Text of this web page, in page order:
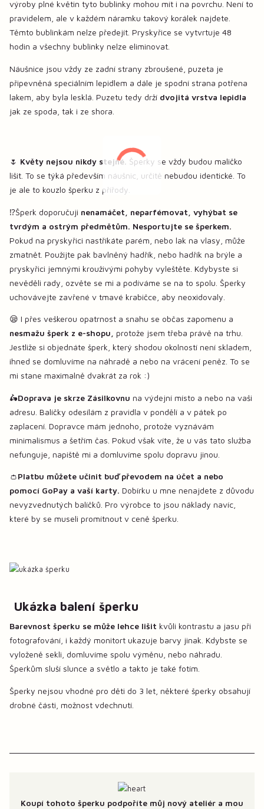
výroby plné květin tyto bublinky mohou mít i na povrchu. Není to
pravidelem, ale v každém náramku takový korálek najdete.
Těmto bublinkám nelze předejít. Pryskyřice se vytvrtuje 48
hodin a všechny bublinky nelze eliminovat.
Náušnice jsou vždy ze zadní strany zbroušené, puzeta je
připevněná speciálním lepidlem a dále je spodní strana potřena
lakem, aby byla lesklá. Puzetu tedy drží dvojitá vrstva lepidla
jak ze spoda, tak i ze shora.
🌷 Květy nejsou nikdy stejné. Šperky se vždy budou maličko
lišit. To se týká především náušnic, určitě nebudou identické. To
je ale to kouzlo šperku z přířody.
⁉️Šperk doporučuji nenamáčet, neparfémovat, vyhýbat se
tvrdým a ostrým předmětům. Nesportujte se šperkem.
Pokud na pryskyřici nastříkáte parém, nebo lak na vlasy, může
zmatnět. Použijte pak bavlněný hadřík, nebo hadřík na brýle a
pryskyřici jemnými krouživými pohyby vyleštěte. Kdybyste si
nevěděli rady, ozvěte se mi a podíváme se na to spolu. Šperky
uchovávejte zavřené v tmavé krabičce, aby neoxidovaly.
😪 I přes veškerou opatrnost a snahu se občas zapomenu a
nesmažu šperk z e-shopu, protože jsem třeba právě na trhu.
Jestliže si objednáte šperk, který shodou okolností není skladem,
ihned se domluvíme na náhradě a nebo na vrácení peněz. To se
mi stane maximalně dvakrát za rok :)
🛵Doprava je skrze Zásilkovnu na výdejní místo a nebo na vaši
adresu. Balíčky odesílám z pravidla v pondělí a v pátek po
zaplacení. Dopravce mám jednoho, protože vyznávám
minimalismus a šetřím čas. Pokud však víte, že u vás tato služba
nefunguje, napiště mi a domluvíme spolu dopravu jinou.
👛Platbu můžete učinit buď převodem na účet a nebo
pomocí GoPay a vaší karty. Dobírku u mne nenajdete z důvodu
nevyzvednutých balíčků. Pro výrobce to jsou náklady navíc,
které by se museli promítnout v ceně šperku.
Ukázka balení šperku
Barevnost šperku se může lehce lišit kvůli kontrastu a jasu při
fotografování, i každý monitort ukazuje barvy jinak. Kdybste se
vyloženě sekli, domluvíme spolu výměnu, nebo náhradu.
Šperkům sluší slunce a světlo a takto je také fotím.
Šperky nejsou vhodné pro děti do 3 let, některé šperky obsahují
drobné části, možnost vdechnutí.
Koupí tohoto šperku podpoříte můj nový ateliér a mou